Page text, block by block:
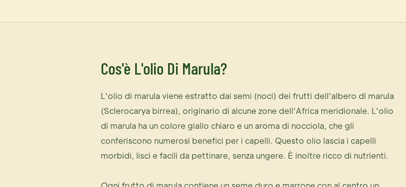
Cos'è L'olio Di Marula?
L'olio di marula viene estratto dai semi (noci) dei frutti dell'albero di marula
(Sclerocarya birrea), originario di alcune zone dell'Africa meridionale. L'olio
di marula ha un colore giallo chiaro e un aroma di nocciola, che gli
conferiscono numerosi benefici per i capelli. Questo olio lascia i capelli
morbidi, lisci e facili da pettinare, senza ungere. È inoltre ricco di nutrienti.